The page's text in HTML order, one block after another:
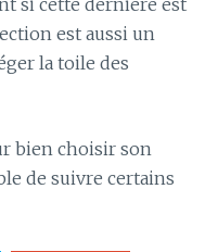
est aussi un
la toile des
bien choisir son
de suivre certains